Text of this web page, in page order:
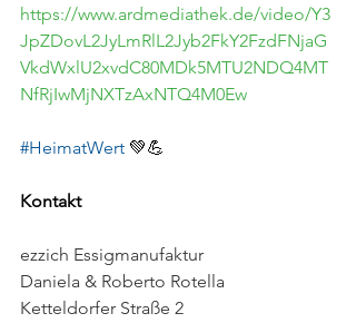
https://www.ardmediathek.de/video/Y3
JpZDovL2JyLmRlL2Jyb2FkY2FzdFNjaG
VkdWxlU2xvdC80MDk5MTU2NDQ4MT
NfRjIwMjNXTzAxNTQ4M0Ew
#HeimatWert 💚💪
Kontakt
ezzich Essigmanufaktur
Daniela & Roberto Rotella
Ketteldorfer Straße 2